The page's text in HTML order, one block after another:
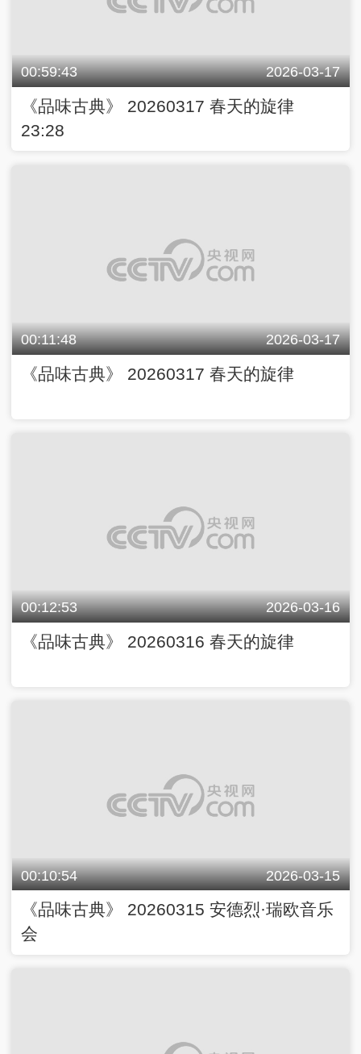
00:59:43 2026-03-17
《品味古典》 20260317 春天的旋律
23:28
00:11:48 2026-03-17
《品味古典》 20260317 春天的旋律
00:12:53 2026-03-16
《品味古典》 20260316 春天的旋律
00:10:54 2026-03-15
《品味古典》 20260315 安德烈·瑞欧音乐
会